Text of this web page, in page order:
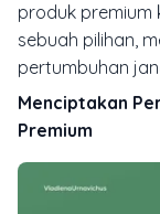
produk premium
sebuah pilihan,
pertumbuhan
Menciptakan
Premium